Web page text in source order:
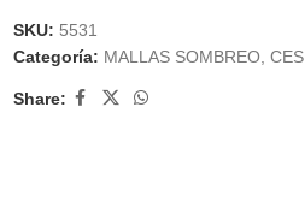
SKU: 5531
Categoría: MALLAS SOMBREO,
Share: